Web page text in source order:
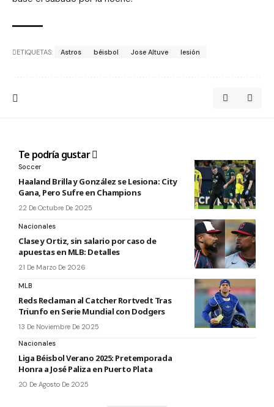
ETIQUETAS: Astros béisbol Jose Altuve lesión
Te podría gustar
Soccer
Haaland Brilla y González se Lesiona: City
Gana, Pero Sufre en Champions
22 De Octubre De 2025
Nacionales
Clase y Ortiz, sin salario por caso de
apuestas en MLB: Detalles
21 De Marzo De 2026
MLB
Reds Reclaman al Catcher Rortvedt Tras
Triunfo en Serie Mundial con Dodgers
13 De Noviembre De 2025
Nacionales
Liga Béisbol Verano 2025: Pretemporada
Honra a José Paliza en Puerto Plata
20 De Agosto De 2025